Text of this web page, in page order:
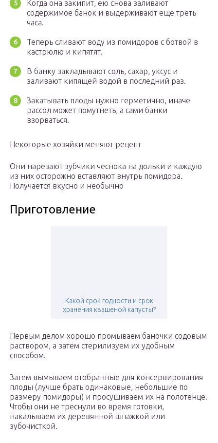
Когда она закипит, ею снова заливают
содержимое банок и выдерживают еще треть
часа.
Теперь сливают воду из помидоров с ботвой в
кастрюлю и кипятят.
В банку закладывают соль, сахар, уксус и
заливают кипящей водой в последний раз.
Закатывать плоды нужно герметично, иначе
рассол может помутнеть, а сами банки
взорваться.
Некоторые хозяйки меняют рецепт
Они нарезают зубчики чеснока на дольки и каждую
из них осторожно вставляют внутрь помидора.
Получается вкусно и необычно
Приготовление
Какой срок годности и срок
хранения квашеной капусты?
Первым делом хорошо промываем баночки содовым
раствором, а затем стерилизуем их удобным
способом.
Затем вымываем отобранные для консервирования
плоды (лучше брать одинаковые, небольшие по
размеру помидоры) и просушиваем их на полотенце.
Чтобы они не треснули во время готовки,
накалываем их деревянной шпажкой или
зубочисткой.